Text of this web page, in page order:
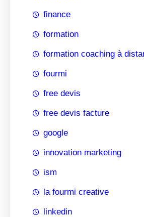
finance
formation
formation coaching à
fourmi
free devis
free devis facture
google
innovation marketing
ism
la fourmi creative
linkedin